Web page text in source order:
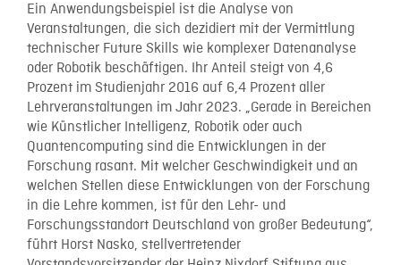
Ein Anwendungsbeispiel ist die Analyse von
Veranstaltungen, die sich dezidiert mit der Vermittlung
technischer Future Skills wie komplexer Datenanalyse
oder Robotik beschäftigen. Ihr Anteil steigt von 4,6
Prozent im Studienjahr 2016 auf 6,4 Prozent aller
Lehrveranstaltungen im Jahr 2023. „Gerade in Bereichen
wie Künstlicher Intelligenz, Robotik oder auch
Quantencomputing sind die Entwicklungen in der
Forschung rasant. Mit welcher Geschwindigkeit und an
welchen Stellen diese Entwicklungen von der Forschung
in die Lehre kommen, ist für den Lehr- und
Forschungsstandort Deutschland von großer Bedeutung“,
führt Horst Nasko, stellvertretender